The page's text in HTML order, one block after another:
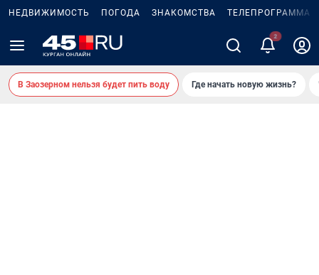
НЕДВИЖИМОСТЬ ПОГОДА ЗНАКОМСТВА ТЕЛЕПРОГРАММА
В Заозерном нельзя будет пить воду Где начать новую жизнь?